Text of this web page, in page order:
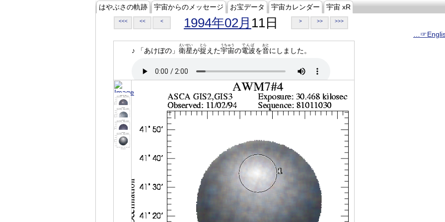
はやぶさの軌跡 宇宙からのメッセージ お宝データ 宇宙カレンダー 宇宙 xR
<<< << < 1994年02月 11日 > >> >>>
♪ 「あけぼの」 衛星
えいせい
が捉
とら
えた宇宙
うちゅう
の電波
でんぱ
を音
おと
にしました。